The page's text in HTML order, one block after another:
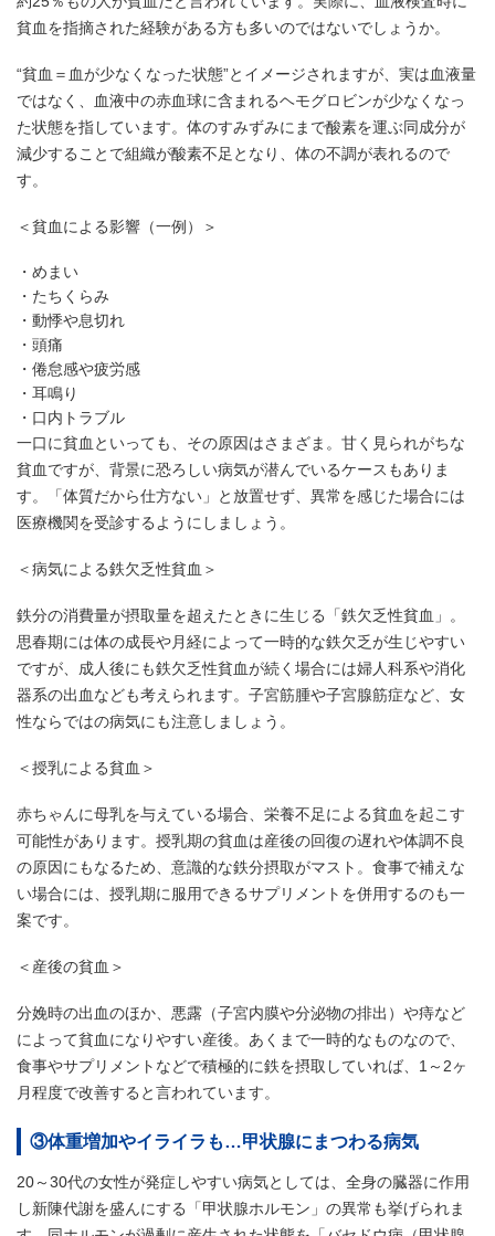
貧血を指摘された経験がある方も多いのではないでしょうか。
“貧血＝血が少なくなった状態”とイメージされますが、実は血液量
ではなく、血液中の赤血球に含まれるヘモグロビンが少なくなっ
た状態を指しています。体のすみずみにまで酸素を運ぶ同成分が
減少することで組織が酸素不足となり、体の不調が表れるので
す。
＜貧血による影響（一例）＞
めまい
たちくらみ
動悸や息切れ
頭痛
倦怠感や疲労感
耳鳴り
口内トラブル
一口に貧血といっても、その原因はさまざま。甘く見られがちな
貧血ですが、背景に恐ろしい病気が潜んでいるケースもありま
す。「体質だから仕方ない」と放置せず、異常を感じた場合には
医療機関を受診するようにしましょう。
＜病気による鉄欠乏性貧血＞
鉄分の消費量が摂取量を超えたときに生じる「鉄欠乏性貧血」。
思春期には体の成長や月経によって一時的な鉄欠乏が生じやすい
ですが、成人後にも鉄欠乏性貧血が続く場合には婦人科系や消化
器系の出血なども考えられます。子宮筋腫や子宮腺筋症など、女
性ならではの病気にも注意しましょう。
＜授乳による貧血＞
赤ちゃんに母乳を与えている場合、栄養不足による貧血を起こす
可能性があります。授乳期の貧血は産後の回復の遅れや体調不良
の原因にもなるため、意識的な鉄分摂取がマスト。食事で補えな
い場合には、授乳期に服用できるサプリメントを併用するのも一
案です。
＜産後の貧血＞
分娩時の出血のほか、悪露（子宮内膜や分泌物の排出）や痔など
によって貧血になりやすい産後。あくまで一時的なものなので、
食事やサプリメントなどで積極的に鉄を摂取していれば、1～2ヶ
月程度で改善すると言われています。
③体重増加やイライラも…甲状腺にまつわる病気
20～30代の女性が発症しやすい病気としては、全身の臓器に作用
し新陳代謝を盛んにする「甲状腺ホルモン」の異常も挙げられま